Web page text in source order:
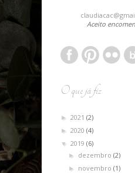
Aceito
O que já fiz
► 2021 (2)
► 2020 (4)
▼ 2019 (6)
► dezembro(2)
► novembro(1)